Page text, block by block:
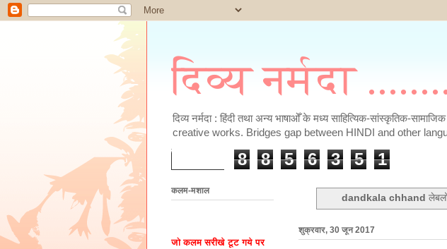
दिव्य नर्मदा
दिव्य नर्मदा : हिंदी तथा अन्य भाषाओँ के मध्य साहित्यिक-सांस्कृतिक-
creative works. Bridges gap between HINDI and other
8 8 5 6 3 5 1
dandkala chhand
शुक्रवार, 30 जून 2017
कलम-मशाल
जो कलम सरीखे टूट गये पर